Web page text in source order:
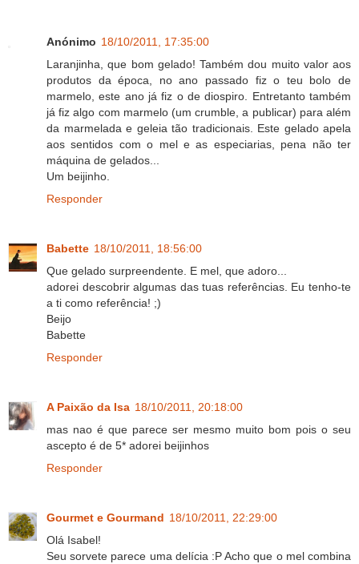
Anónimo 18/10/2011, 17:35:00
Laranjinha, que bom gelado! Também dou muito valor aos
produtos da época, no ano passado fiz o teu bolo de
marmelo, este ano já fiz o de diospiro. Entretanto também
já fiz algo com marmelo (um crumble, a publicar) para além
da marmelada e geleia tão tradicionais. Este gelado apela
aos sentidos com o mel e as especiarias, pena não ter
máquina de gelados...
Um beijinho.
Responder
Babette 18/10/2011, 18:56:00
Que gelado surpreendente. E mel, que adoro...
adorei descobrir algumas das tuas referências. Eu tenho-te
a ti como referência! ;)
Beijo
Babette
Responder
A Paixão da Isa 18/10/2011, 20:18:00
mas nao é que parece ser mesmo muito bom pois o seu
ascepto é de 5* adorei beijinhos
Responder
Gourmet e Gourmand 18/10/2011, 22:29:00
Olá Isabel!
Seu sorvete parece uma delícia :P Acho que o mel combina